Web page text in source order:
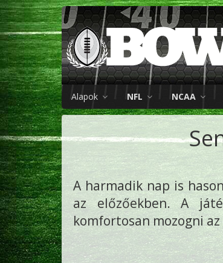
Alapok NFL NCAA
A harmadik nap is
az előzőekben. A
komfortosan mozogni